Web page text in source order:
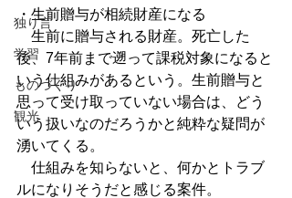
独り言
学習
ものづくり
観光
・生前贈与が相続財産になる
生前に贈与される財産。死亡した
後、7年前まで遡って課税対象になると
いう仕組みがあるという。生前贈与と
思って受け取っていない場合は、どう
いう扱いなのだろうかと純粋な疑問が
湧いてくる。
仕組みを知らないと、何かとトラブ
ルになりそうだと感じる案件。